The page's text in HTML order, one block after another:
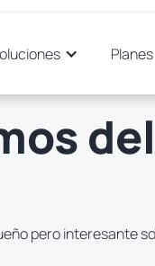
Planes
pero interesante